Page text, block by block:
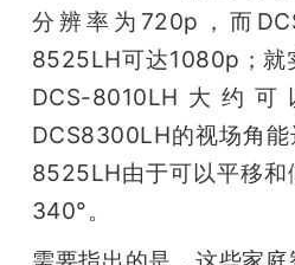
分辨率为720p，而
8525LH可达1080p；就
DCS-8010LH大约可
DCS8300LH的视场角
8525LH由于可以平移和
340°。